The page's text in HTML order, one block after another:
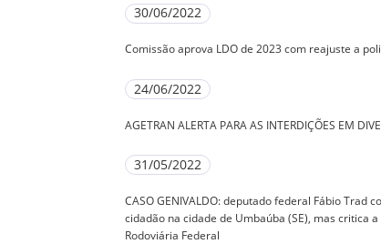
30/06/2022
Comissão aprova LDO de 2023 com reajuste a
24/06/2022
AGETRAN ALERTA PARA AS INTERDIÇÕES EM
31/05/2022
CASO GENIVALDO: deputado federal Fábio Trad
cidadão na cidade de Umbaúba (SE), mas critica
Rodoviária Federal